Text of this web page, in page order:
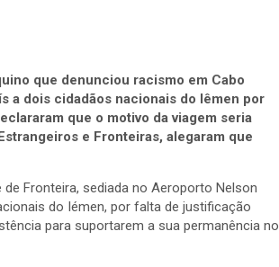
que denunciou racismo em Cabo
a dois cidadãos nacionais do Iêmen por
que o motivo da viagem seria
e Fronteiras, alegaram que
Fronteira, sediada no Aeroporto Nelson
do Iémen, por falta de justificação
para suportarem a sua permanência no